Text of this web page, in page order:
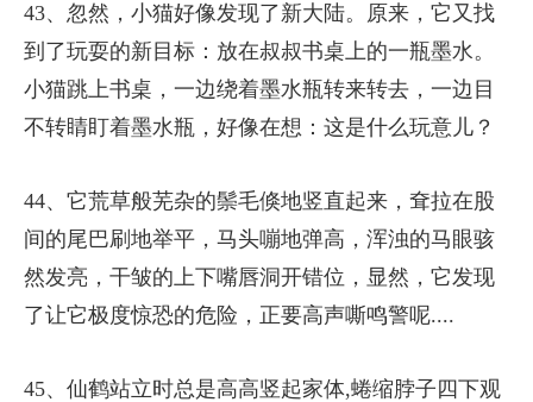
43、忽然，小猫好像发现了新大陆。原来，它又找
到了玩耍的新目标：放在叔叔书桌上的一瓶墨水。
小猫跳上书桌，一边绕着墨水瓶转来转去，一边目
不转睛盯着墨水瓶，好像在想：这是什么玩意儿？
44、它荒草般芜杂的鬃毛倏地竖直起来，耷拉在股
间的尾巴刷地举平，马头嘣地弹高，浑浊的马眼骇
然发亮，干皱的上下嘴唇洞开错位，显然，它发现
了让它极度惊恐的危险，正要高声嘶鸣警呢....
45、仙鹤站立时总是高高竖起家体,蜷缩脖子四下观